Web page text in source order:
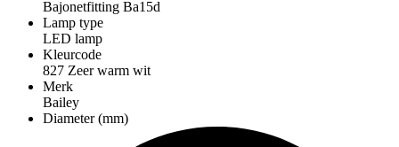
Bajonetfitting Ba15d
Lamp type
LED lamp
Kleurcode
827 Zeer warm wit
Merk
Bailey
Diameter (mm)